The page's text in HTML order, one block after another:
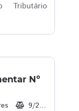
Tributário
Nº
9/2021